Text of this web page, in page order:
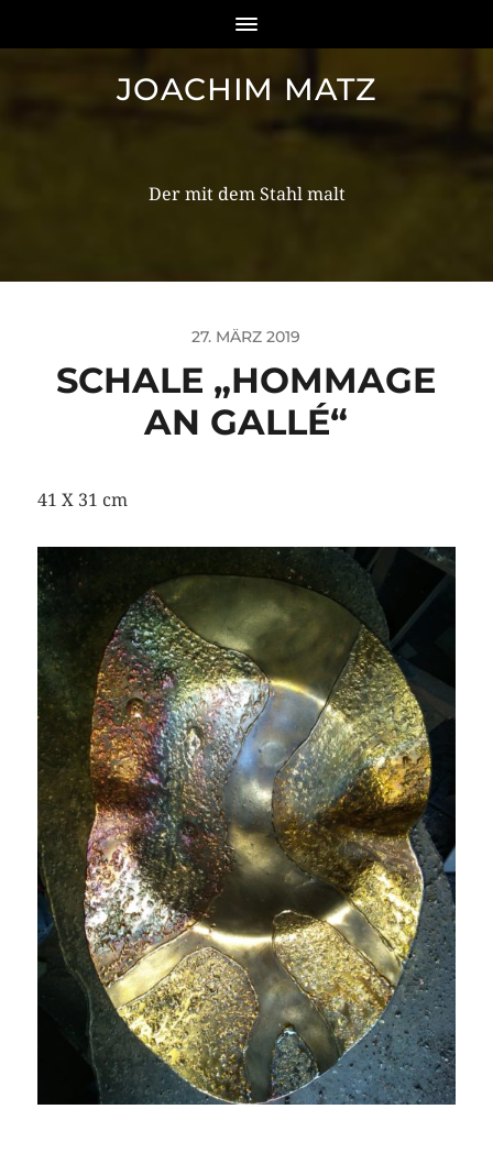
JOACHIM MATZ
27. MÄRZ 2019
SCHALE „HOMMAGE
AN GALLÉ“
41 X 31 cm